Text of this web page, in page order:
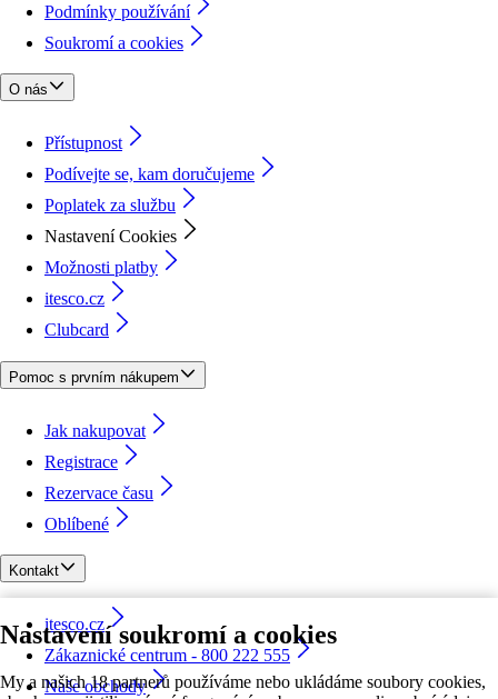
Nastavení soukromí a cookies
My a našich 18 partnerů používáme nebo ukládáme soubory cookies,
Podmínky používání
Soukromí a cookies
O nás
Přístupnost
Podívejte se, kam doručujeme
Poplatek za službu
Nastavení Cookies
Možnosti platby
itesco.cz
Clubcard
Pomoc s prvním nákupem
Jak nakupovat
Registrace
Rezervace času
Oblíbené
Kontakt
itesco.cz
Zákaznické centrum - 800 222 555
Naše obchody